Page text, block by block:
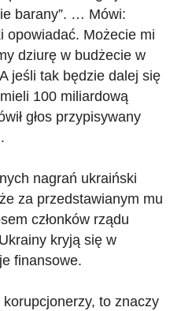
barany”. … Mówi:
opowiadać. Możecie mi
dziurę w budżecie w
jeśli tak będzie dalej się
100 miliardową
głos przypisywany
nagrań ukraiński
za przedstawianym mu
członków rządu
kryją się w
finansowe.
to znaczy